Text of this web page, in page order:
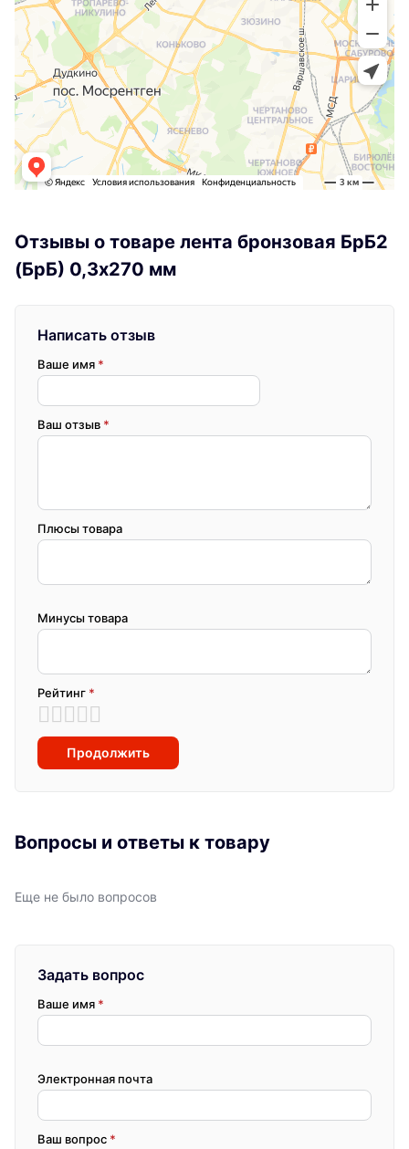
Отзывы о товаре лента бронзовая БрБ2
(БрБ) 0,3х270 мм
Написать отзыв
Ваше имя *
Ваш отзыв *
Плюсы товара
Минусы товара
Рейтинг *
Продолжить
Вопросы и ответы к товару
Еще не было вопросов
Задать вопрос
Ваше имя *
Электронная почта
Ваш вопрос *